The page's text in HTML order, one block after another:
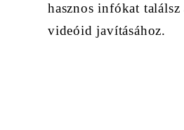
hasznos infókat találsz
videóid javításához.